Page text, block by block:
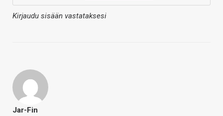
Kirjaudu sisään vastataksesi
Jar-Fin